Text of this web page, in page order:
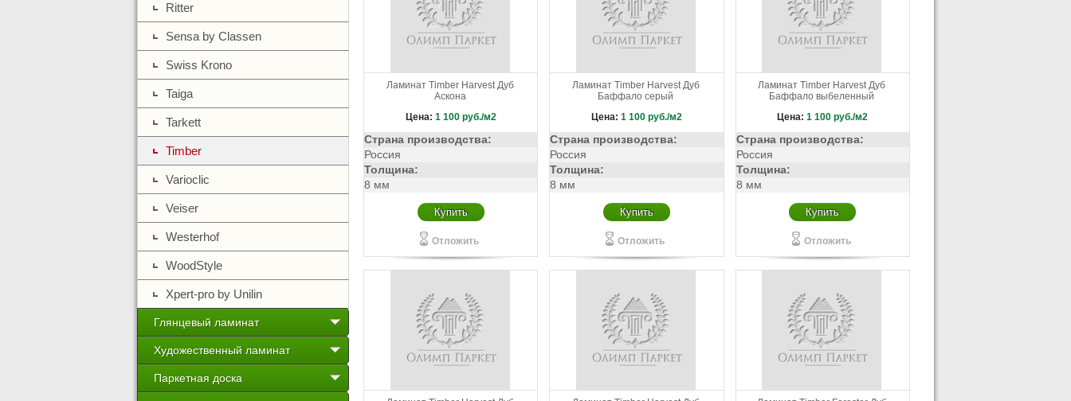
Ritter
Sensa by Classen
Swiss Krono
Taiga
Tarkett
Timber
Varioclic
Veiser
Westerhof
WoodStyle
Xpert-pro by Unilin
Глянцевый ламинат
Художественный ламинат
Паркетная доска
Ламинат Timber Harvest Дуб
Аскона
Цена: 1 100 руб./м2
Страна производства:
Россия
Толщина:
8 мм
Купить
Отложить
Ламинат Timber Harvest Дуб
Баффало серый
Цена: 1 100 руб./м2
Страна производства:
Россия
Толщина:
8 мм
Купить
Отложить
Ламинат Timber Harvest Дуб
Баффало выбеленный
Цена: 1 100руб./м2
Страна производства:
Россия
Толщина:
8 мм
Купить
Отложить